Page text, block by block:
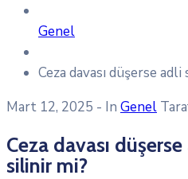
Genel
Ceza davası düşerse
Mart 12, 2025 - In Genel
Ceza davası
silinir mi?